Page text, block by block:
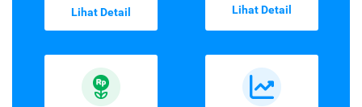
Lihat Detail Lihat Detail